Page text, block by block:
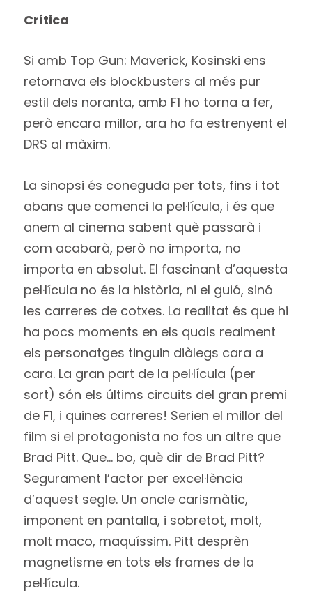
Crítica
Si amb Top Gun: Maverick, Kosinski ens
retornava els blockbusters al més pur
estil dels noranta, amb F1 ho torna a fer,
però encara millor, ara ho fa estrenyent el
DRS al màxim.
La sinopsi és coneguda per tots, fins i tot
abans que comenci la pel·lícula, i és que
anem al cinema sabent què passarà i
com acabarà, però no importa, no
importa en absolut. El fascinant d’aquesta
pel·lícula no és la història, ni el guió, sinó
les carreres de cotxes. La realitat és que hi
ha pocs moments en els quals realment
els personatges tinguin diàlegs cara a
cara. La gran part de la pel·lícula (per
sort) són els últims circuits del gran premi
de F1, i quines carreres! Serien el millor del
film si el protagonista no fos un altre que
Brad Pitt. Que… bo, què dir de Brad Pitt?
Segurament l’actor per excel·lència
d’aquest segle. Un oncle carismàtic,
imponent en pantalla, i sobretot, molt,
molt maco, maquíssim. Pitt desprèn
magnetisme en tots els frames de la
pel·lícula.